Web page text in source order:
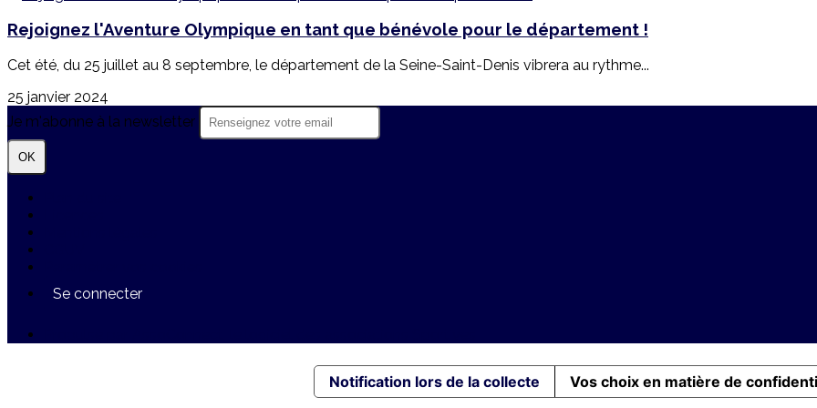
Rejoignez l'Aventure Olympique en tant que bénévole pour le département !
Cet été, du 25 juillet au 8 septembre, le département de la Seine-Saint-Denis vibrera au rythme...
25 janvier 2024
Je m'abonne à la newsletter
OK
Se connecter
Notification lors de la collecte Vos choix en matière de